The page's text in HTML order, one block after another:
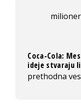
Coca-Cola:
ideje stvaraju
prethodna